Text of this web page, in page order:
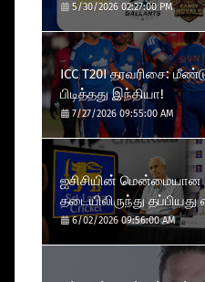
5/30/2026 02:27:00 PM
ICC T20I தரவரிசை:
பிடித்தது இந்தியா!
7/27/2026 09:55:00 AM
ஐசிசியின் மென்மையான
தடையிலிருந்து
கிரிக்கெட்!?
6/02/2026 09:56:00 AM